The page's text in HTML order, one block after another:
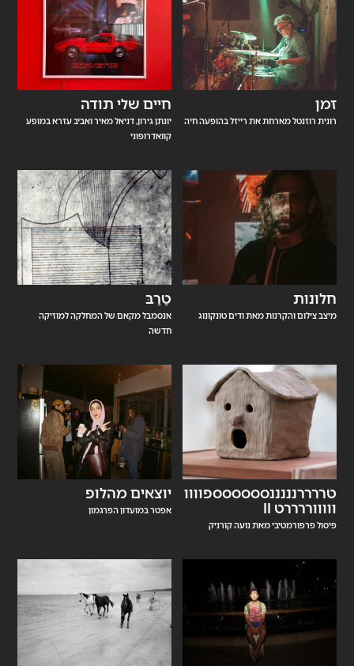
זמן
רונית רוזנטל מארחת את רייזל בהופעה חיה
חיים שלי תודה
יונתן גירון, דניאל מאיר ואביב עזרא במופע
קוואדרופוני
חלונות
מיצב צילום והקרנות מאת ודים טונקונוג
טַרַבּ
אנסמבל מקאם של המחלקה למוזיקה
חדשה
טררררנננננסססססספוווו
וווווררררט II
פיסול פרפורמטיבי מאת נועה קורניק
יוצאים מהלופ
אפטר במועדון הפרגמון